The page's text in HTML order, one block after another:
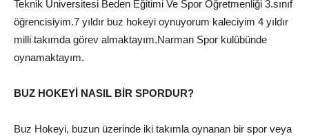
Teknik Üniversitesi Beden Eğitimi Ve Spor Öğretmenliği 3.sınıf
öğrencisiyim.7 yıldır buz hokeyi oynuyorum kaleciyim 4 yıldır
milli takımda görev almaktayım.Narman Spor kulübünde
oynamaktayım.
BUZ HOKEYİ NASIL BİR SPORDUR?
Buz Hokeyi, buzun üzerinde iki takımla oynanan bir spor veya